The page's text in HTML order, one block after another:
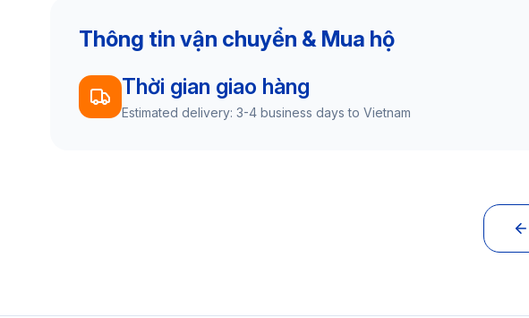
Thông tin vận chuyển & Mua hộ
Thời gian giao hàng
Estimated delivery: 3-4 business days to Vietnam